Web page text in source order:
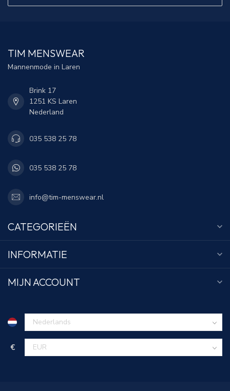
TIM MENSWEAR
Mannenmode in Laren
Brink 17
1251 KS Laren
Nederland
035 538 25 78
035 538 25 78
info@tim-menswear.nl
CATEGORIEËN
INFORMATIE
MIJN ACCOUNT
€